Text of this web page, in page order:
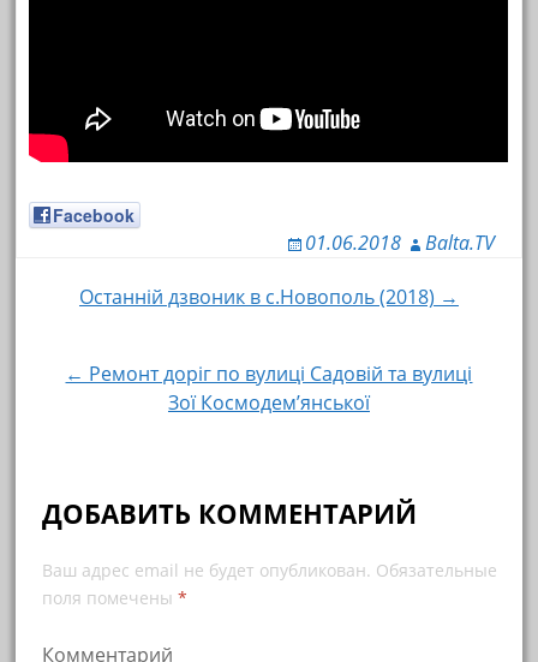
Facebook
01.06.2018 Balta.TV
Навигация по записям
Останній дзвоник в с.Новополь (2018) →
← Ремонт доріг по вулиці Садовій та вулиці
Зої Космодем’янської
ДОБАВИТЬ КОММЕНТАРИЙ
Ваш адрес email не будет опубликован. Обязательные
поля помечены *
Комментарий